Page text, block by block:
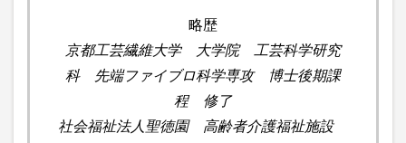
略歴
京都工芸繊維大学 大学院 工芸科学研究
科 先端ファイブロ科学専攻 博士後期課
程 修了
社会福祉法人聖徳園 高齢者介護福祉施設